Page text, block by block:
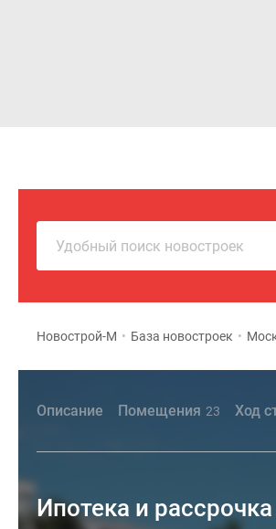
Удобный поиск новостроек
Новострой-М • База новостроек •
Описание Помещения 23 Ход
Ипотека и